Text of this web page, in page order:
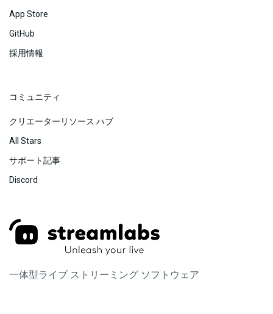
一体型ライブ ストリーミング ソフトウェア
App Store
GitHub
採用情報
コミュニティ
クリエーターリソース ハブ
All Stars
サポート記事
Discord